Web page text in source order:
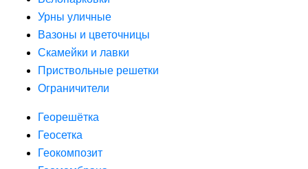
Урны уличные
Вазоны и цветочницы
Скамейки и лавки
Приствольные решетки
Ограничители
Георешётка
Геосетка
Геокомпозит